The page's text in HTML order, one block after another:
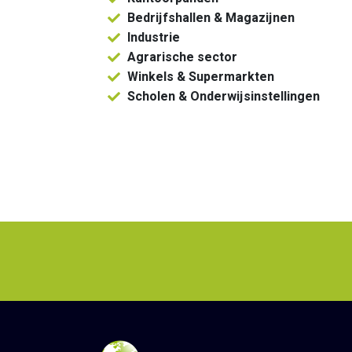
Bedrijfshallen & Magazijnen
Industrie
Agrarische sector
Winkels & Supermarkten
Scholen & Onderwijsinstellingen